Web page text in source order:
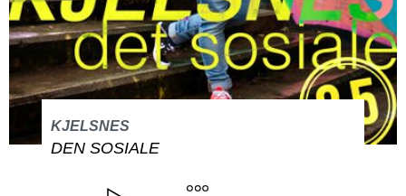
KJELSNES
DEN SOSIALE